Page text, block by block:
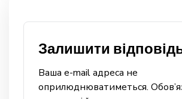
Залишити
Ваша e-mail адреса не
оприлюднюватиметься.